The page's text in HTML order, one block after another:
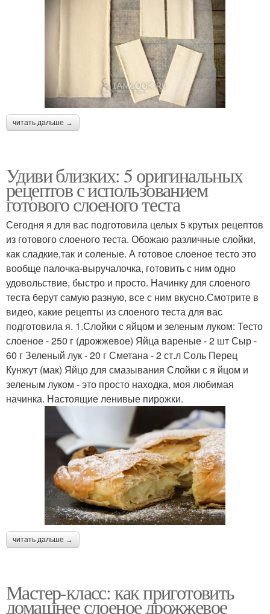
читать дальше →
Удиви близких: 5 оригинальных
рецептов с использованием
готового слоеного теста
Сегодня я для вас подготовила целых 5 крутых рецептов
из готового слоеного теста. Обожаю различные слойки,
как сладкие,так и соленые. А готовое слоеное тесто это
вообще палочка-выручалочка, готовить с ним одно
удовольствие, быстро и просто. Начинку для слоеного
теста берут самую разную, все с ним вкусно.Смотрите в
видео, какие рецепты из слоеного теста для вас
подготовила я. 1.Слойки с яйцом и зеленым луком: Тесто
слоеное - 250 г (дрожжевое) Яйца вареные - 2 шт Сыр -
60 г Зеленый лук - 20 г Сметана - 2 ст.л Соль Перец
Кунжут (мак) Яйцо для смазывания Слойки с я йцом и
зеленым луком - это просто находка, моя любимая
начинка. Настоящие ленивые пирожки.
читать дальше →
Мастер-класс: как приготовить
домашнее слоеное дрожжевое